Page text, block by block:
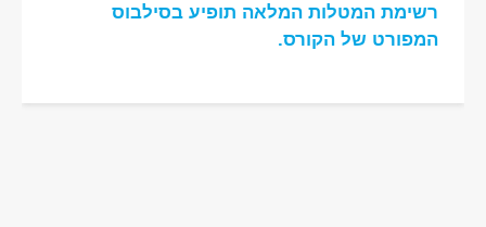
רשימת המטלות המלאה תופיע בסילבוס
המפורט של הקורס.